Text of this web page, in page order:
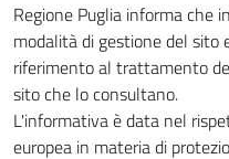
Regione Puglia informa che
modalità di gestione del sito
riferimento al trattamento
sito che lo consultano.
L'informativa è data nel
europea in materia di